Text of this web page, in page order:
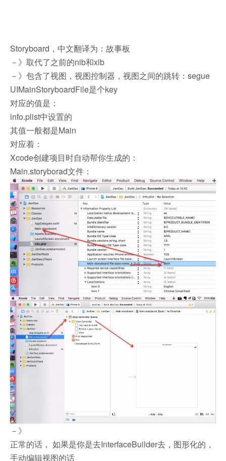
Storyboard，中文翻译为：故事板
－》取代了之前的nib和xib
－》包含了视图，视图控制器，视图之间的跳转：segue
UIMainStoryboardFile是个key
对应的值是：
info.plist中设置的
其值一般都是Main
对应着：
Xcode创建项目时自动帮你生成的：
Main.storyborad文件：
－》
正常的话， 如果是你是去InterfaceBuilder去，图形化的，
手动编辑视图的话